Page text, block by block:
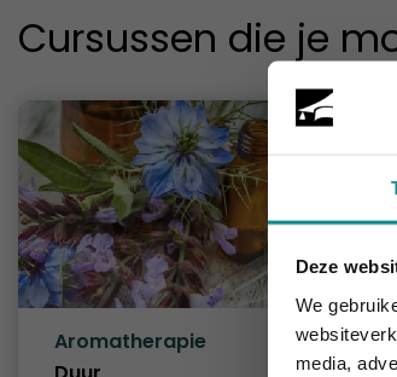
Deze
We
media,
Cursussen die je
Aromatherapie